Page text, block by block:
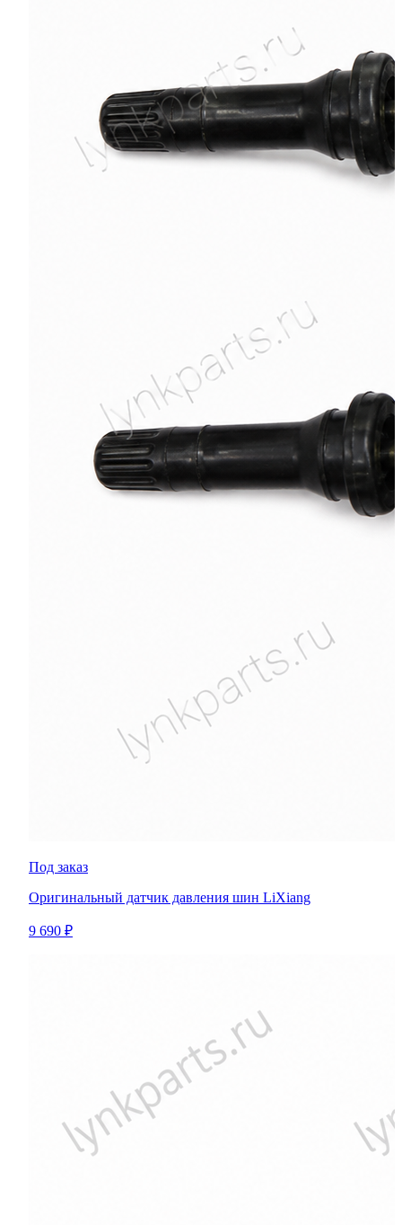
Под заказ
Оригинальный датчик давления шин LiXiang
9 690 ₽